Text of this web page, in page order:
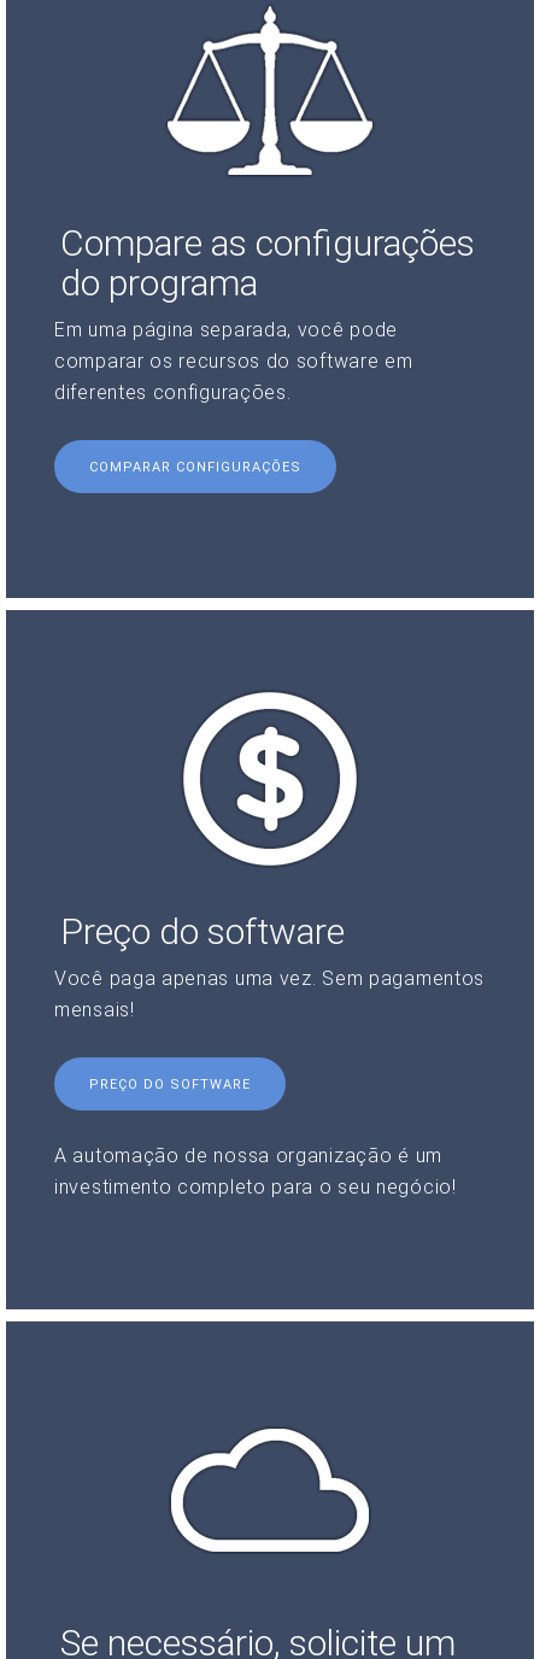
Compare as configurações
do programa
Em uma página separada, você pode
comparar os recursos do software em
diferentes configurações.
COMPARAR CONFIGURAÇÕES
Preço do software
Você paga apenas uma vez. Sem pagamentos
mensais!
PREÇO DO SOFTWARE
A automação de nossa organização é um
investimento completo para o seu negócio!
Se necessário, solicite um